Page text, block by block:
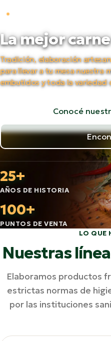
PRODUCTORES DESDE 1998
La mejor
Tradición, elaboración
para llevar a tu mesa nuestra
embutidos y toda la variedad
Conocé
25+
AÑOS DE HISTORIA
100+
PUNTOS DE VENTA
LO QUE
Nuestras
Elaboramos productos
estrictas normas de
por las instituciones